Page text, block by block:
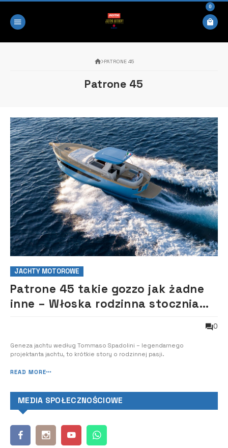
0
PATRONE 45
Patrone 45
JACHTY MOTOROWE
Patrone 45 takie gozzo jak żadne
inne – Włoska rodzinna stocznia
jednostkę z oferowanej serii
0
Geneza jachtu według Tommaso Spadolini – legendarnego
projektanta jachtu, to krótkie story o rodzinnej pasji.
READ MORE
MEDIA SPOŁECZNOŚCIOWE